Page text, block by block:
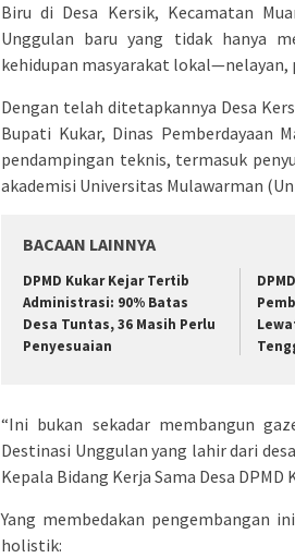
Biru di Desa Kersik, Kecamatan
Unggulan baru yang tidak hanya
kehidupan masyarakat lokal—nelayan,
Dengan telah ditetapkannya Desa
Bupati Kukar, Dinas Pemberdayaan
pendampingan teknis, termasuk
akademisi Universitas Mulawarman
BACAAN LAINNYA
DPMD Kukar Kejar Tertib
Administrasi: 90% Batas
Desa Tuntas, 36 Masih Perlu
Penyesuaian
“Ini bukan sekadar membangun
Destinasi Unggulan yang lahir dari
Kepala Bidang Kerja Sama Desa
Yang membedakan pengembangan
holistik: